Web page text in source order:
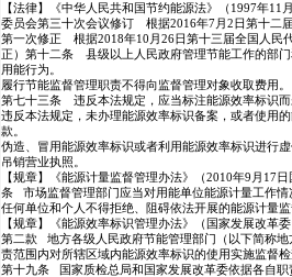
【法律】《中华人民共和国节约能源法》（1997年
委员会第三十次会议修订 根据2016年7月2日第十二
第一次修正 根据2018年10月26日第十三届全国人民
正）第十二条 县级以上人民政府管理节能工作的部
用能行为。
履行节能监督管理职责不得向监督管理对象收取费用。
第七十三条 违反本法规定，应当标注能源效率标识
违反本法规定，未办理能源效率标识备案，或者使用
款。
伪造、冒用能源效率标识或者利用能源效率标识进行
吊销营业执照。
【规章】《能源计量监督管理办法》（2010年9月17
条
市场监督管理部门应当对用能单位能源计量工作
任何单位和个人不得拒绝、阻碍依法开展的能源计量
【规章】《能源效率标识管理办法》（国家发展改革
第二款
地方各级人民政府节能管理部门（以下简称
责范围内对所辖区域内能源效率标识的使用实施监督
第十九条
国家质检总局和国家发展改革委依据各自